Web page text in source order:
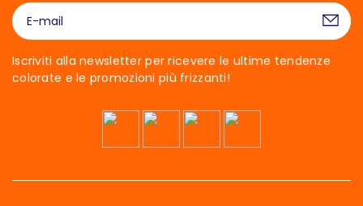
Iscriviti alla newsletter per ricevere le ultime tendenze
colorate e le promozioni più frizzanti!